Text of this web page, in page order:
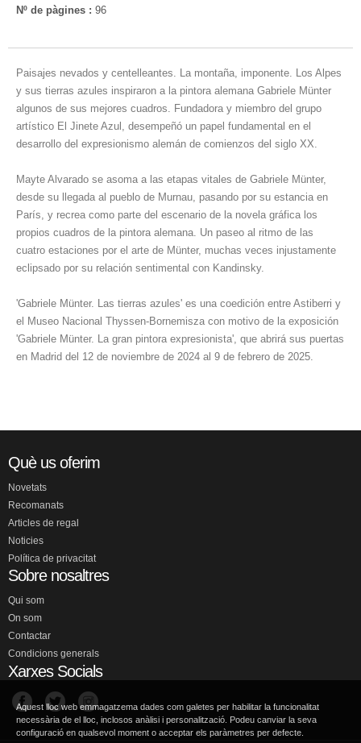
Nº de pàgines : 96
Paisajes nevados y centelleantes. La montaña, imponente. Los Alpes
y sus tierras azules inspiraron a la pintora alemana Gabriele Münter
algunos de sus mejores cuadros. Fundadora y miembro del grupo
artístico El Jinete Azul, desempeñó un papel fundamental en el
desarrollo del expresionismo alemán de comienzos del siglo XX.
Mayte Alvarado se asoma a las etapas vitales de Gabriele Münter,
desde su llegada al pueblo de Murnau, pasando por su estancia en
París, y recrea como parte del escenario de la novela gráfica los
propios cuadros de la pintora alemana. Un paseo al ritmo de las
cuatro estaciones por el arte de Münter, muchas veces injustamente
eclipsado por su relación sentimental con Kandinsky.
'Gabriele Münter. Las tierras azules' es una coedición entre Astiberri y
el Museo Nacional Thyssen-Bornemisza con motivo de la exposición
'Gabriele Münter. La gran pintora expresionista', que abrirá sus puertas
en Madrid del 12 de noviembre de 2024 al 9 de febrero de 2025.
Què us oferim
Novetats
Recomanats
Articles de regal
Noticies
Política de privacitat
Sobre nosaltres
Qui som
On som
Contactar
Condicions generals
Xarxes Socials
Aquest lloc web emmagatzema dades com galetes per habilitar la funcionalitat
necessària de el lloc, inclosos anàlisi i personalització. Podeu canviar la seva
configuració en qualsevol moment o acceptar els paràmetres per defecte.